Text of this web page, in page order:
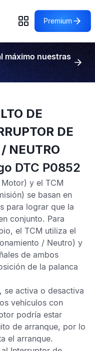
Premium
máximo nuestras
DE
DE
NEUTRO
DTC P0852
y el TCM
se basan en
para lograr que la
conjunto. Para
el TCM utiliza el
/ Neutro) y
de ambos
de la palanca
, se activa o desactiva
vehículos con
podría estar
de arranque, por lo
el arranque.